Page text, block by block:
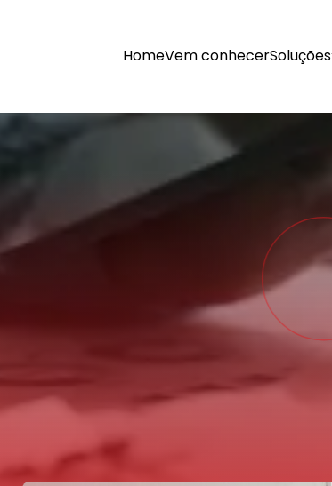
HomeVem conhecerSoluções
Engajamento